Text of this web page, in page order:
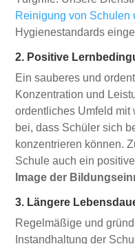
Reinigung von Schulen
Hygienestandards
2. Positive
Ein sauberes und
Konzentration und
ordentliches Umfeld mit
bei, dass Schüler sich
konzentrieren können.
Schule auch ein
Image der
3. Längere
Regelmäßige und
Instandhaltung der